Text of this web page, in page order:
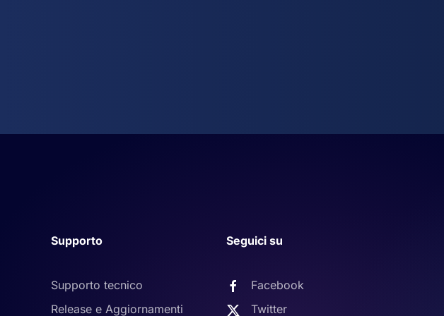
Supporto
Supporto tecnico
Release e Aggiornamenti
Seguici su
Facebook
Twitter